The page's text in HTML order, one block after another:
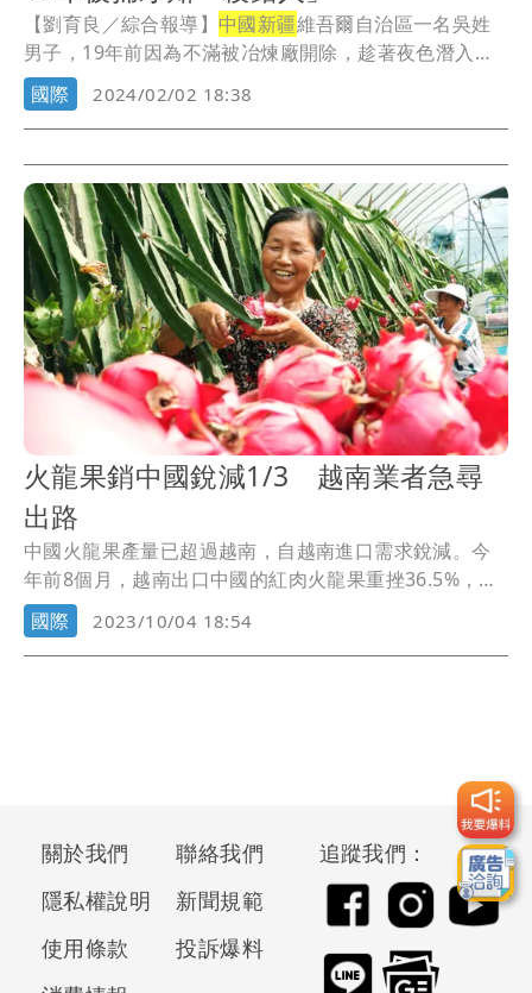
【劉育良／綜合報導】 中國新疆維吾爾自治區一名吳姓
男子，19年前因為不滿被冶煉廠開除，趁著夜色潛入員
工...
國際 2024/02/02 18:38
火龍果銷中國銳減1/3 越南業者急尋
出路
中國火龍果產量已超過越南，自越南進口需求銳減。今
年前8個月，越南出口中國的紅肉火龍果重挫36.5%，越
南業者呼籲加強研發，將火龍果做成面膜、護膚霜，尋
找新出路。
國際 2023/10/04 18:54
關於我們
聯絡我們
隱私權說明
新聞規範
使用條款
投訴爆料
追蹤我們：